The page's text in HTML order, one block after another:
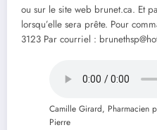
ou sur le site web brunet.ca. Et
lorsqu’elle sera prête. Pour
3123 Par courriel :
Camille Girard, Pharmacien
Pierre